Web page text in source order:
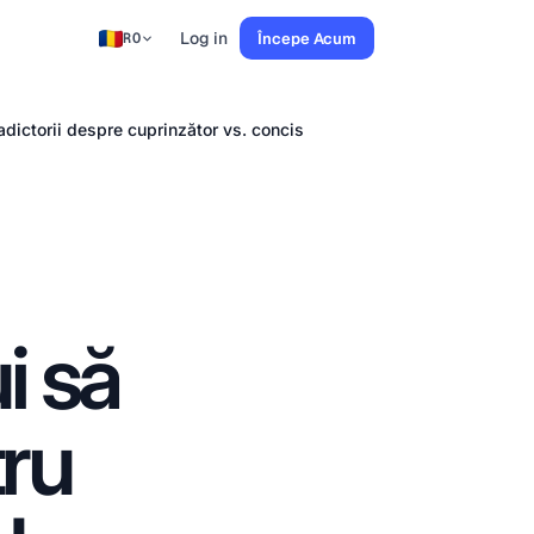
RO Log in Începe Acum
despre cuprinzător vs. concis
să